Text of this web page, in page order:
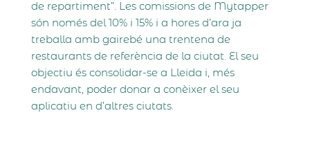
de repartiment”. Les comissions de Mytapper
són només del 10% i 15% i a hores d’ara ja
treballa amb gairebé una trentena de
restaurants de referència de la ciutat. El seu
objectiu és consolidar-se a Lleida i, més
endavant, poder donar a conèixer el seu
aplicatiu en d’altres ciutats.